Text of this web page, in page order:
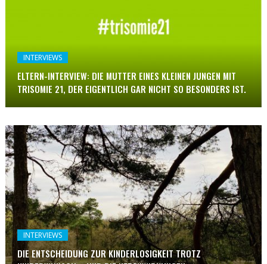
INTERVIEWS
ELTERN-INTERVIEW: DIE MUTTER EINES KLEINEN JUNGEN MIT
TRISOMIE 21, DER EIGENTLICH GAR NICHT SO BESONDERS IST.
INTERVIEWS
DIE ENTSCHEIDUNG ZUR KINDERLOSIGKEIT TROTZ